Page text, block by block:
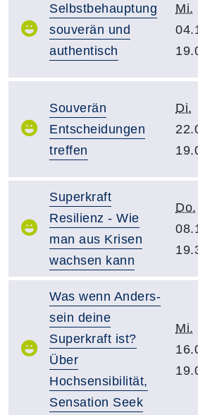
Selbstbehauptung
souverän und
authentisch
Mi.
Souverän
Entscheidungen
treffen
Di.
Superkraft
Resilienz - Wie
man aus Krisen
wachsen kann
Do.
Was wenn Anders-
sein deine
Superkraft ist?
Über
Hochsensibilität,
Sensation Seek
Mi.